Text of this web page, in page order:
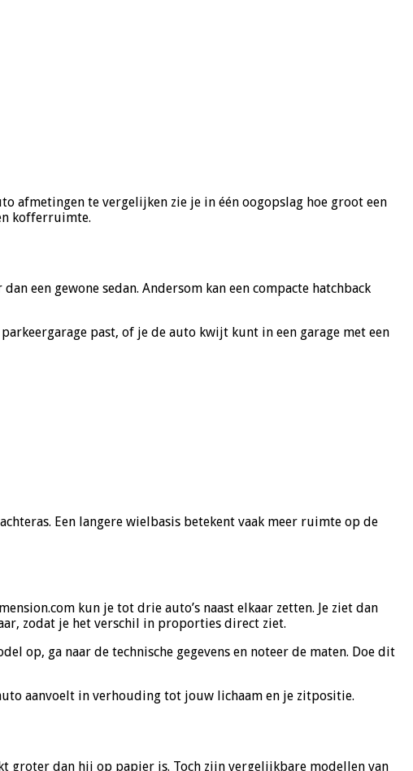
afmetingen te vergelijken zie je in één oogopslag hoe groot een
kofferruimte.
een gewone sedan. Andersom kan een compacte hatchback
past, of je de auto kwijt kunt in een garage met een
Een langere wielbasis betekent vaak meer ruimte op de
kun je tot drie auto’s naast elkaar zetten. Je ziet dan
zodat je het verschil in proporties direct ziet.
op, ga naar de technische gegevens en noteer de maten. Doe dit
aanvoelt in verhouding tot jouw lichaam en je zitpositie.
groter dan hij op papier is. Toch zijn vergelijkbare modellen van